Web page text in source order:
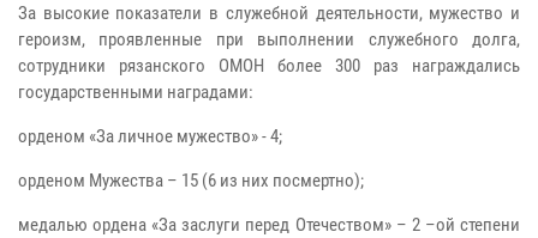
За высокие показатели в служебной деятельности, мужество и
героизм, проявленные при выполнении служебного долга,
сотрудники рязанского ОМОН более 300 раз награждались
государственными наградами:
орденом «За личное мужество» - 4;
орденом Мужества – 15 (6 из них посмертно);
медалью ордена «За заслуги перед Отечеством» – 2 –ой степени